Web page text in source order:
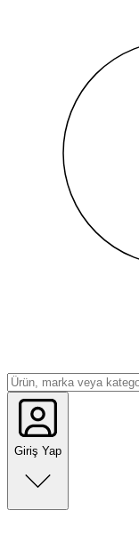
Giriş Yap